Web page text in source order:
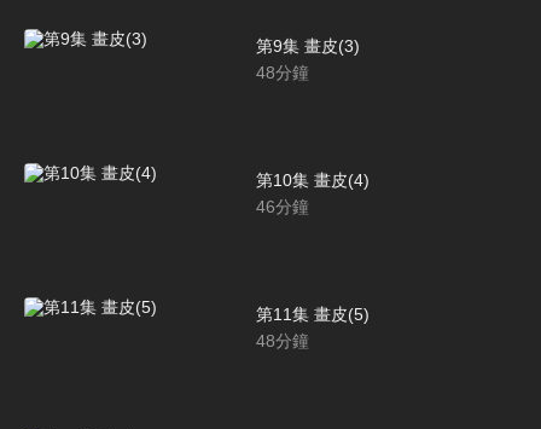
第9集 畫皮(3)
48分鐘
第10集 畫皮(4)
46分鐘
第11集 畫皮(5)
48分鐘